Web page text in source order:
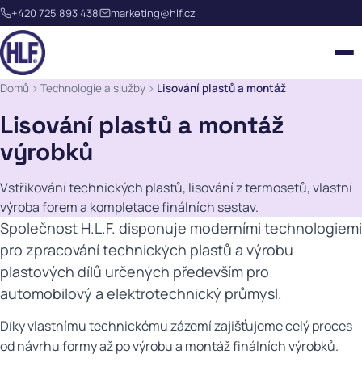
+420 725 893 438 marketing@hlf.cz
NÁŠ TÝM
KVALITA
REFERENCE
HISTORIE
KARIÉRA
PROJEKTY SPOLUFINANCOVANÉ EU
PŘEKLÁPĚCÍ SPÍNAČE
PŘEPÍNAČE
TLAČÍTKA
KONEKTORY
LISOVÁNÍ KOVŮ
LISOVÁNÍ PLASTŮ
WEBMEETING HLF
Domů Technologie a služby Lisování plastů a montáž
Lisování plastů a montáž
výrobků
Vstřikování technických plastů, lisování z termosetů, vlastní
výroba forem a kompletace finálních sestav.
Společnost H.L.F. disponuje moderními technologiemi
pro zpracování technických plastů a výrobu
plastových dílů určených především pro
automobilový a elektrotechnický průmysl.
Díky vlastnímu technickému zázemí zajišťujeme celý proces
od návrhu formy až po výrobu a montáž finálních výrobků.